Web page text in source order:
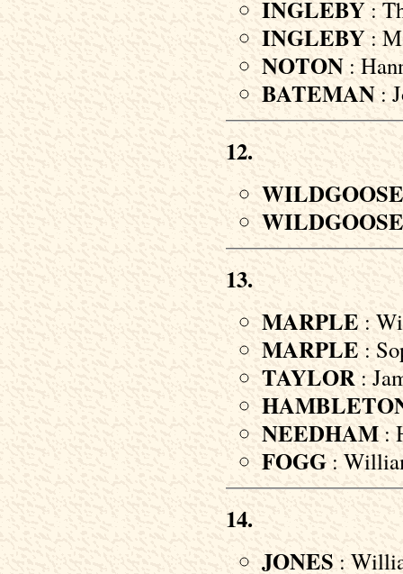
INGLEBY :
INGLEBY :
NOTON :
BATEMAN :
12.
WILDGOOSE
WILDGOOSE
13.
MARPLE :
MARPLE :
TAYLOR :
NEEDHAM :
FOGG :
14.
JONES :